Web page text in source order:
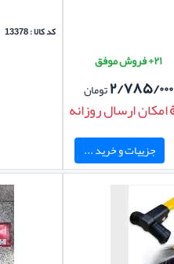
۲۱+ فروش موفق
۲/۷۸۵/۰۰۰تومان
امکان ارسال روزانه
جزییات و خرید ...
کد کالا : 13378